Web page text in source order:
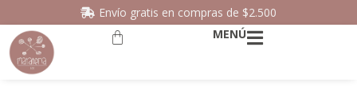
Envío gratis en compras de $2.500
MENÚ